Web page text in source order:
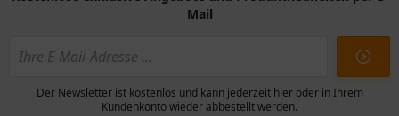
Mail
Der Newsletter ist kostenlos und kann jederzeit hier oder in Ihrem
Kundenkonto wieder abbestellt werden.